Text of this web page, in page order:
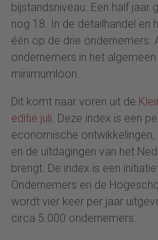
bijstandsniveau. Een half
nog 18. In de detailhandel
één op de drie ondernemers.
ondernemers in het
minimumloon.
Dit komt naar voren uit de
editie juli. Deze index is een
economische
en de uitdagingen van het
brengt. De index is een
Ondernemers en de
wordt vier keer per jaar
circa 5.000 ondernemers.